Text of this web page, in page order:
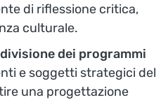
di riflessione critica,
culturale.
dei programmi
e soggetti strategici del
una progettazione